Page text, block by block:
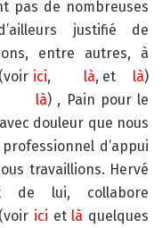
pas de nombreuses
justifié de
entre autres, à
ici, là, et là)
là) , Pain pour le
douleur que nous
d’appui
travaillions. Hervé
de lui, collabore
ici et là quelques